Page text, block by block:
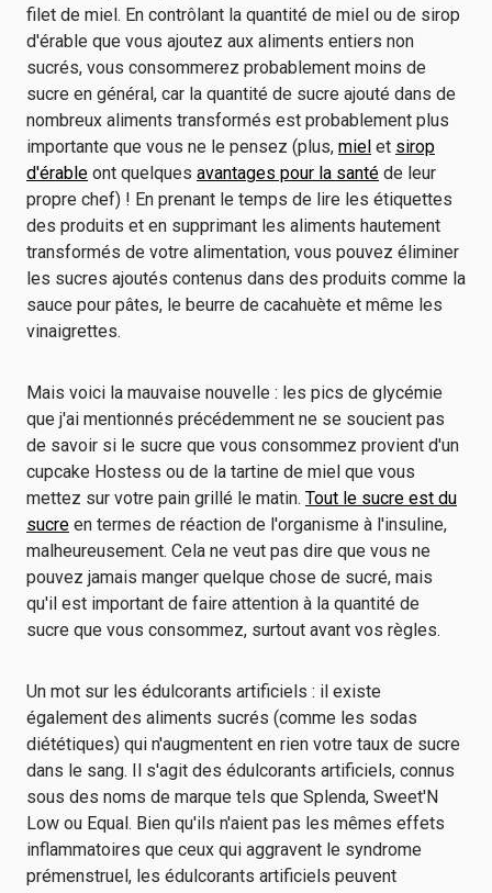
filet de miel. En contrôlant la quantité de miel ou de sirop
d'érable que vous ajoutez aux aliments entiers non
sucrés, vous consommerez probablement moins de
sucre en général, car la quantité de sucre ajouté dans de
nombreux aliments transformés est probablement plus
importante que vous ne le pensez (plus, miel et sirop
d'érable ont quelques avantages pour la santé de leur
propre chef) ! En prenant le temps de lire les étiquettes
des produits et en supprimant les aliments hautement
transformés de votre alimentation, vous pouvez éliminer
les sucres ajoutés contenus dans des produits comme la
sauce pour pâtes, le beurre de cacahuète et même les
vinaigrettes.
Mais voici la mauvaise nouvelle : les pics de glycémie
que j'ai mentionnés précédemment ne se soucient pas
de savoir si le sucre que vous consommez provient d'un
cupcake Hostess ou de la tartine de miel que vous
mettez sur votre pain grillé le matin. Tout le sucre est du
sucre en termes de réaction de l'organisme à l'insuline,
malheureusement. Cela ne veut pas dire que vous ne
pouvez jamais manger quelque chose de sucré, mais
qu'il est important de faire attention à la quantité de
sucre que vous consommez, surtout avant vos règles.
Un mot sur les édulcorants artificiels : il existe
également des aliments sucrés (comme les sodas
diététiques) qui n'augmentent en rien votre taux de sucre
dans le sang. Il s'agit des édulcorants artificiels, connus
sous des noms de marque tels que Splenda, Sweet'N
Low ou Equal. Bien qu'ils n'aient pas les mêmes effets
inflammatoires que ceux qui aggravent le syndrome
prémenstruel, les édulcorants artificiels peuvent